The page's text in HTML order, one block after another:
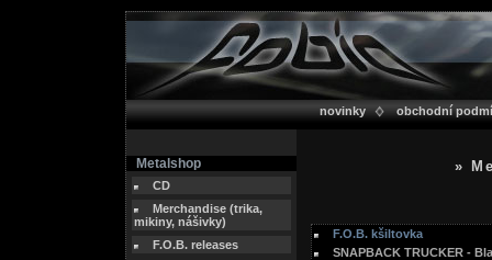
novinky obchodní
Metalshop
CD
Merchandise (trika,
mikiny, nášivky)
F.O.B. releases
»
F.O.B. kšiltovka
SNAPBACK TRUCKER -